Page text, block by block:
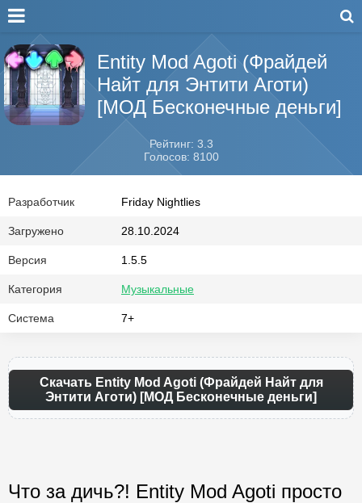
Entity Mod Agoti (Фрайдей
Найт для Энтити Аготи)
[МОД Бесконечные деньги]
Рейтинг: 3.3
Голосов: 8100
Разработчик Friday Nightlies
Загружено 28.10.2024
Версия 1.5.5
Категория Музыкальные
Система 7+
Скачать Entity Mod Agoti (Фрайдей Найт для
Энтити Аготи) [МОД Бесконечные деньги]
Что за дичь?! Entity Mod Agoti просто